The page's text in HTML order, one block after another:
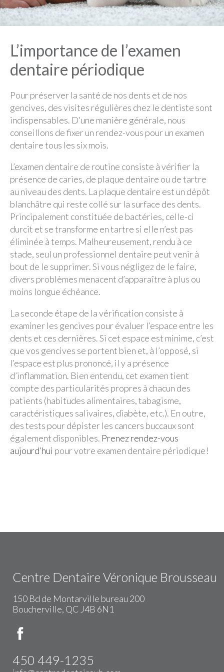
Nous joindre
Politique de confidentialité
L’importance de l’examen
dentaire périodique
Pour préserver la santé de nos dents et de nos
gencives, des visites régulières chez le dentiste sont
indispensables. D’une manière générale, nous
conseillons de fixer un rendez-vous pour un examen
dentaire tous les six mois.
L’examen dentaire de routine consiste à vérifier la
présence de caries, de plaque dentaire ou de tartre
au niveau des dents. La plaque dentaire est un dépôt
blanchâtre qui reste collé sur la surface des dents.
Principalement constituée de bactéries, celle-ci
durcit et se transforme en tartre si elle n’est pas
éliminée à temps. Malheureusement, rendu à ce
stade, seul un professionnel dentaire peut venir à
bout de le supprimer. Si vous négligez de le faire,
divers problèmes menacent d’apparaître à plus ou
moins longue échéance.
La seconde étape de la vérification consiste à
examiner les gencives pour évaluer l’espace entre les
dents et ces dernières. Si cet espace est minime, c’est
que vos gencives se portent bien et, à l’opposé, si
l’espace est plus prononcé, il y a présence
d’inflammation. Bien entendu, cet examen tient
compte des particularités propres à chacun des
patients (habitudes alimentaires, tabagisme,
caractéristiques salivaires, diabète, etc.). En outre,
des tests pour dépister les cancers buccaux sont
également disponibles. Prenez rendez-vous
aujourd’hui pour votre examen dentaire périodique!
Centre Dentaire Véronique Brousseau
150 Bd de Montarville bureau 200
Boucherville, QC J4B 6N1
450 449-1235